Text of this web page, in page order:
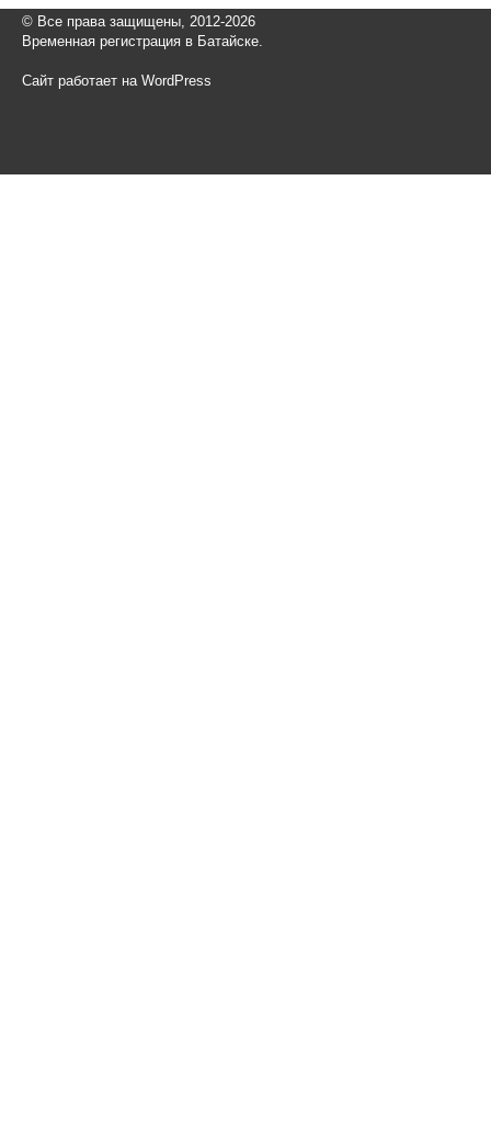
© Все права защищены, 2012-2026
Временная регистрация в Батайске.
Сайт работает на WordPress